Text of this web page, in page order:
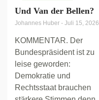
Und Van der Bellen?
Johannes Huber - Juli 15, 2026
KOMMENTAR. Der
Bundespräsident ist zu
leise geworden:
Demokratie und
Rechtsstaat brauchen